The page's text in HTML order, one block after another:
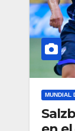
MUNDIAL